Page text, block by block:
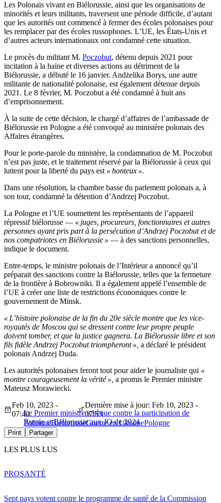
Les Polonais vivant en Biélorussie, ainsi que les organisations de
minorités et leurs militants, traversent une période difficile, d’autant
que les autorités ont commencé à fermer des écoles polonaises pour
les remplacer par des écoles russophones. L’UE, les États-Unis et
d’autres acteurs internationaux ont condamné cette situation.
Le procès du militant M. Poczobut, détenu depuis 2021 pour
incitation à la haine et diverses actions au détriment de la
Biélorussie, a débuté le 16 janvier. Andżelika Borys, une autre
militante de nationalité polonaise, est également détenue depuis
2021. Le 8 février, M. Poczobut a été condamné à huit ans
d’emprisonnement.
À la suite de cette décision, le chargé d’affaires de l’ambassade de
Biélorussie en Pologne a été convoqué au ministère polonais des
Affaires étrangères.
Pour le porte-parole du ministère, la condamnation de M. Poczobut
n’est pas juste, et le traitement réservé par la Biélorussie à ceux qui
luttent pour la liberté du pays est « honteux ».
Dans une résolution, la chambre basse du parlement polonais a, à
son tour, condamné la détention d’Andrzej Poczobut.
La Pologne et l’UE soumettent les représentants de l’appareil
répressif biélorusse — « juges, procureurs, fonctionnaires et autres
personnes ayant pris part à la persécution d’Andrzej Poczobut et de
nos compatriotes en Biélorussie » — à des sanctions personnelles,
indique le document.
Entre-temps, le ministre polonais de l’Intérieur a annoncé qu’il
préparait des sanctions contre la Biélorussie, telles que la fermeture
de la frontière à Bobrowniki. Il a également appelé l’ensemble de
l’UE à créer une liste de restrictions économiques contre le
gouvernement de Minsk.
« L’histoire polonaise de la fin du 20e siècle montre que les vice-
royautés de Moscou qui se dressent contre leur propre peuple
doivent tomber, et que la justice gagnera. La Biélorussie libre et son
fils fidèle Andrzej Poczobut triompheront », a déclaré le président
polonais Andrzej Duda.
Les autorités polonaises feront tout pour aider le journaliste qui «
montre courageusement la vérité », a promis le Premier ministre
Mateusz Morawiecki.
Le Premier ministre tchèque contre la participation de
Russie et Biélorussie aux JO de 2024
Feb 10, 2023 -
07:40
Dernière mise à jour: Feb 10, 2023 -
07:53
PolitiqueBiélorussieGuerre en UkrainePologne
Print Partager
LES PLUS LUS
Sept pays votent contre le programme de santé de la Commission
PROSANTÉ